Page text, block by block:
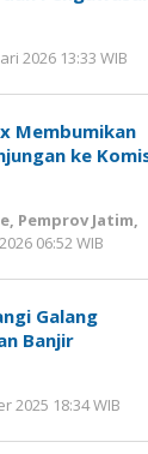
2026 13:33 WIB
Membumikan
ke
, Pemprov Jatim,
06:52 WIB
Galang
Banjir
2025 18:34 WIB